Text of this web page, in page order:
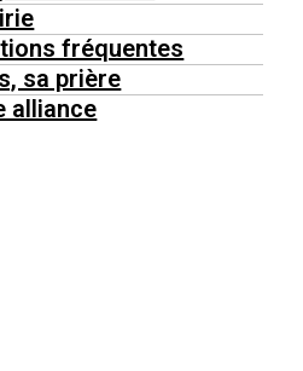
fréquentes
sa prière
alliance